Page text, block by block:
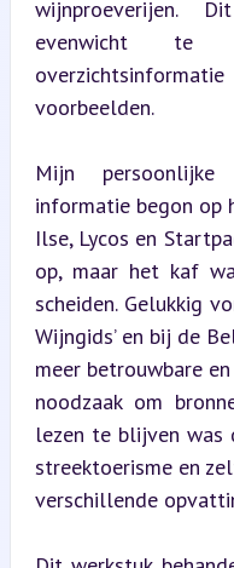
wijnproeverijen.
evenwicht te
voorbeelden.
Mijn
informatie begon op
Ilse, Lycos en
op, maar het kaf
scheiden. Gelukkig
Wijngids’ en bij de
meer betrouwbare
noodzaak om
lezen te blijven was
streektoerisme en
verschillende